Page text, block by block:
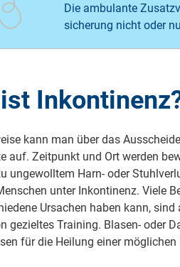
Die ambulante
sicher­ung nicht oder
kann man über das
auf. Zeitpunkt und Ort werden
ungewolltem Harn- oder
unter Inkontinenz. Viele
Ursachen haben kann,
gezieltes Training. Blasen- oder
für die Heilung einer